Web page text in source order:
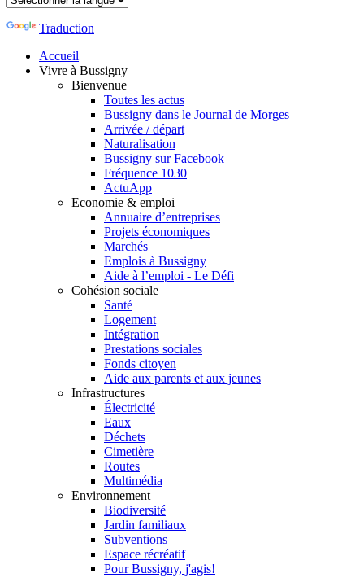
Traduction
Accueil
Vivre à Bussigny
Bienvenue
Toutes les actus
Bussigny dans le Journal de Morges
Arrivée / départ
Naturalisation
Bussigny sur Facebook
Fréquence 1030
ActuApp
Economie & emploi
Annuaire d’entreprises
Projets économiques
Marchés
Emplois à Bussigny
Aide à l’emploi - Le Défi
Cohésion sociale
Santé
Logement
Intégration
Prestations sociales
Fonds citoyen
Aide aux parents et aux jeunes
Infrastructures
Électricité
Eaux
Déchets
Cimetière
Routes
Multimédia
Environnement
Biodiversité
Jardin familiaux
Subventions
Espace récréatif
Pour Bussigny, j'agis!